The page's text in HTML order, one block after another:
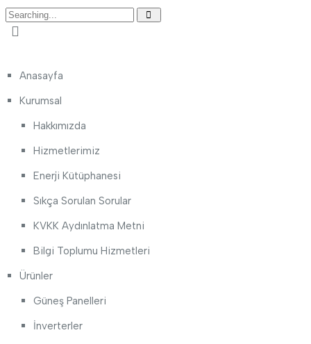
Anasayfa
Kurumsal
Hakkımızda
Hizmetlerimiz
Enerji Kütüphanesi
Sıkça Sorulan Sorular
KVKK Aydınlatma Metni
Bilgi Toplumu Hizmetleri
Ürünler
Güneş Panelleri
İnverterler